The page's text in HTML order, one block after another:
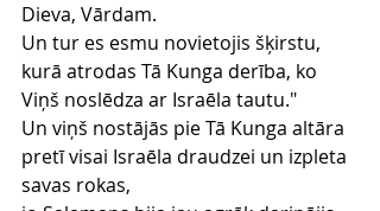
Dieva, Vārdam.
Un tur es esmu novietojis šķirstu,
kurā atrodas Tā Kunga derība, ko
Viņš noslēdza ar Israēla tautu."
Un viņš nostājās pie Tā Kunga altāra
pretī visai Israēla draudzei un izpleta
savas rokas,